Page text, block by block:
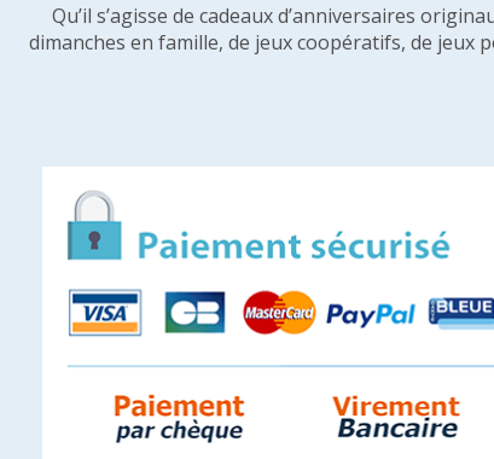
Qu’il s’agisse de cadeaux d’anniversaires
dimanches en famille, de jeux coopératifs, de